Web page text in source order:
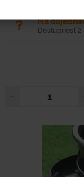
Na
Dostupnosť